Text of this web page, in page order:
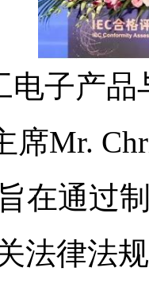
子产品
席Mr.
在通过
法律法